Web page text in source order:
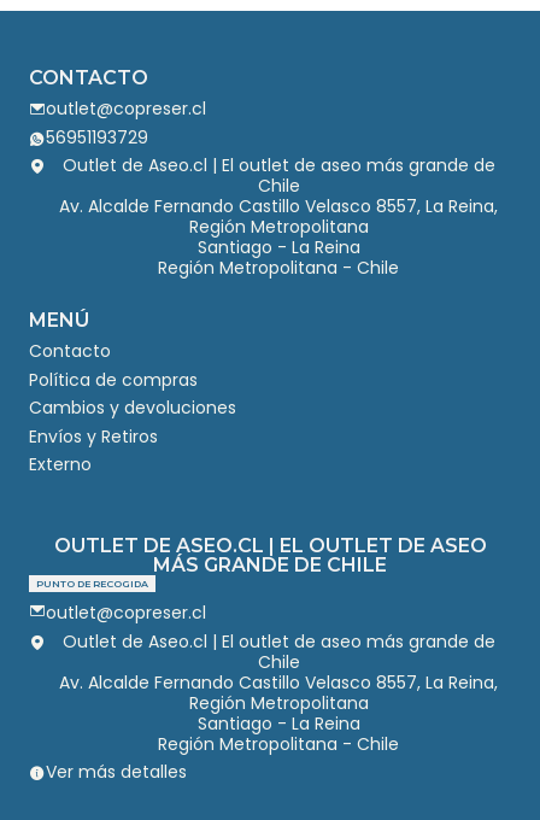
CONTACTO
outlet@copreser.cl
56951193729
Outlet de Aseo.cl | El outlet de aseo más grande de
Chile
Av. Alcalde Fernando Castillo Velasco 8557, La Reina,
Región Metropolitana
Santiago - La Reina
Región Metropolitana - Chile
MENÚ
Contacto
Política de compras
Cambios y devoluciones
Envíos y Retiros
Externo
OUTLET DE ASEO.CL | EL OUTLET DE ASEO
MÁS GRANDE DE CHILE
PUNTO DE RECOGIDA
outlet@copreser.cl
Outlet de Aseo.cl | El outlet de aseo más grande de
Chile
Av. Alcalde Fernando Castillo Velasco 8557, La Reina,
Región Metropolitana
Santiago - La Reina
Región Metropolitana - Chile
Ver más detalles